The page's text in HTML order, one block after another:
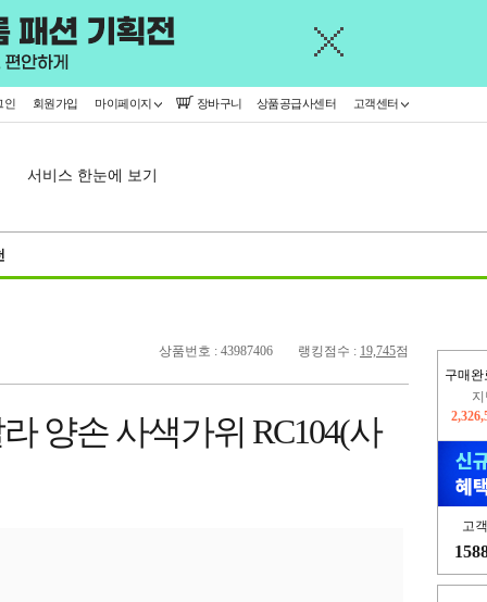
인 회원가입 마이페이지 장바구니 상품공급사센터 고객센터
서비스 한눈에 보기
구매완
고
상품번호 : 43987406 랭킹점수 : 19,745점
양손 사색가위 RC104(사